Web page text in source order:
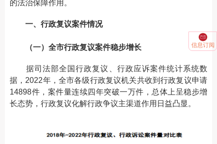
信息订阅
的法治保障作用。
一、行政复议案件情况
（一）全市行政复议案件稳步增长
据司法部全国行政复议、行政应诉案件统计系统数
据，2022年，全市各级行政复议机关共收到行政复议申请
14898件，案件量连续四年突破一万件，总体上呈稳步增
长态势，行政复议化解行政争议主渠道作用日益凸显。